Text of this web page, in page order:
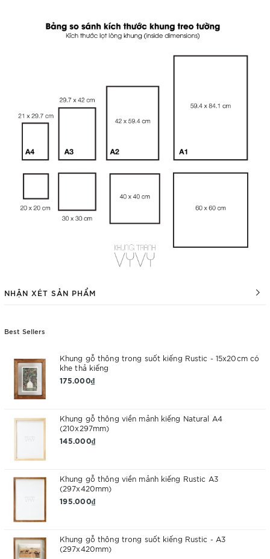
NHẬN XÉT SẢN PHẨM
Best Sellers
Khung gỗ thông trong suốt kiếng Rustic - 15x20cm có
khe thả kiếng
175.000₫
Khung gỗ thông viền mảnh kiếng Natural A4
(210x297mm)
145.000₫
Khung gỗ thông viền mảnh kiếng Rustic A3
(297x420mm)
195.000₫
Khung gỗ thông trong suốt kiếng Rustic - A3
(297x420mm)